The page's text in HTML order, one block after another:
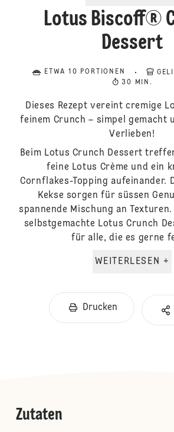
Lotus Biscoff®
Dessert
ETWA 10 PORTIONEN
30 MIN.
Dieses Rezept vereint cremige
feinem Crunch – simpel gemacht
Verlieben!
Beim Lotus Crunch Dessert
feine Lotus Crème und ein
Cornflakes‑Topping aufeinander.
Kekse sorgen für süssen
spannende Mischung an
selbstgemachte Lotus Crunch
für alle, die es gerne
WEITERLESEN +
Drucken
Zutaten